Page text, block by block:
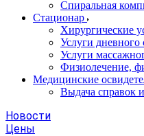
Спиральная
Стационар
Хирургические
Услуги дневного
Услуги
Физиолечение,
Медицинские
Выдача справок
Новости
Цены